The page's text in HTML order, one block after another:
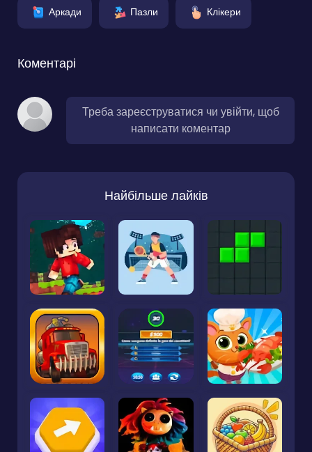
Аркади Пазли Клікери
Коментарі
Треба зареєструватися чи увійти, щоб
написати коментар
Найбільше лайків